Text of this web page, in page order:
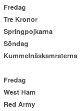
Fredag
Tre Kronor
Springpojkarna
Söndag
Kummelnäskamraterna
Fredag
West Ham
Red Army